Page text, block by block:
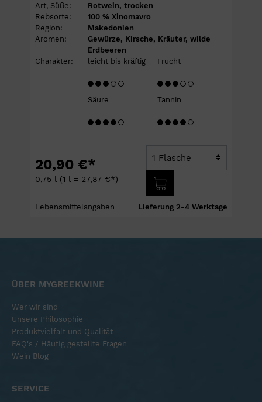
Art, Süße:
Rotwein, trocken
Rebsorte:
100 % Xinomavro
Region:
Makedonien
Aromen:
Gewürze, Kirsche, Kräuter, wilde
Erdbeeren
Charakter:
leicht bis kräftig Frucht
Säure Tannin
20,90 €*
0,75 l (1 l = 27,87 €*)
Lebensmittelangaben Lieferung 2-4 Werktage
ÜBER MYGREEKWINE
Wer wir sind
Unsere Philosophie
Produktvielfalt und Qualität
FAQ's / Häufig gestellte Fragen
Wein Blog
SERVICE